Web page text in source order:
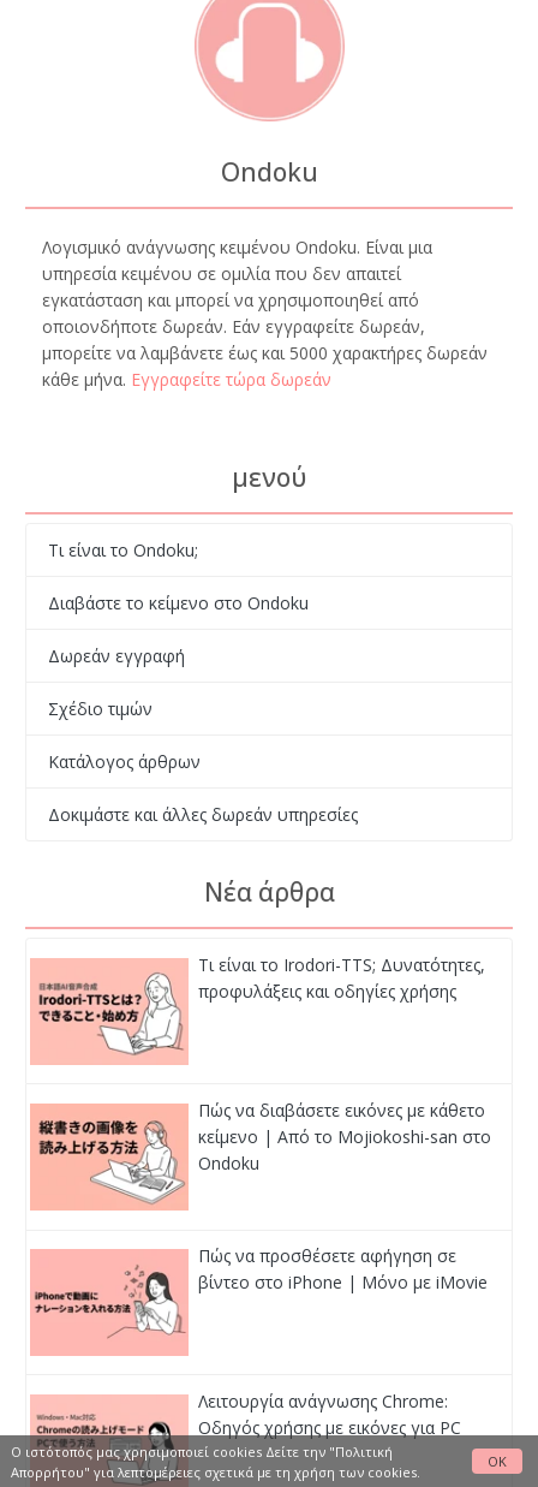
Ondoku
Λογισμικό ανάγνωσης κειμένου Ondoku. Είναι μια
υπηρεσία κειμένου σε ομιλία που δεν απαιτεί
εγκατάσταση και μπορεί να χρησιμοποιηθεί από
οποιονδήποτε δωρεάν. Εάν εγγραφείτε δωρεάν,
μπορείτε να λαμβάνετε έως και 5000 χαρακτήρες δωρεάν
κάθε μήνα. Εγγραφείτε τώρα δωρεάν
μενού
Τι είναι το Ondoku;
Διαβάστε το κείμενο στο Ondoku
Δωρεάν εγγραφή
Σχέδιο τιμών
Κατάλογος άρθρων
Δοκιμάστε και άλλες δωρεάν υπηρεσίες
Νέα άρθρα
Τι είναι το Irodori-TTS; Δυνατότητες,
προφυλάξεις και οδηγίες χρήσης
Πώς να διαβάσετε εικόνες με κάθετο
κείμενο | Από το Mojiokoshi-san στο
Ondoku
Πώς να προσθέσετε αφήγηση σε
βίντεο στο iPhone | Μόνο με iMovie
Λειτουργία ανάγνωσης Chrome:
Οδηγός χρήσης με εικόνες για PC
Ο ιστότοπός μας χρησιμοποιεί cookies Δείτε την "Πολιτική
Απορρήτου" για λεπτομέρειες σχετικά με τη χρήση των cookies.
OK